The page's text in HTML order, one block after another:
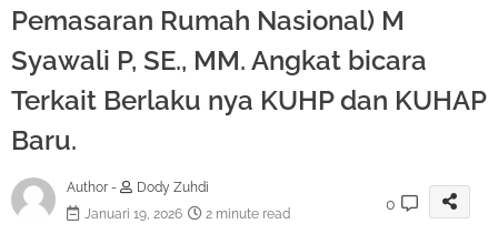
Pemasaran Rumah Nasional) M
Syawali P, SE., MM. Angkat bicara
Terkait Berlaku nya KUHP dan KUHAP
Baru.
Author -
Dody Zuhdi
Januari 19, 2026
2 minute read
0